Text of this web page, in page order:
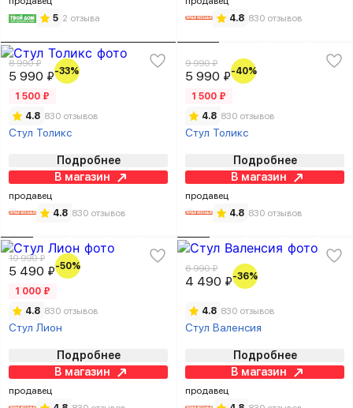
5 2 отзыва
4.8 830 отзывов
8 990 ₽
5 990 ₽-33%
1 500 ₽
4.8 830 отзывов
Стул Толикс
Подробнее
В магазин
продавец
4.8 830 отзывов
9 990 ₽
5 990 ₽-40%
1 500 ₽
4.8 830 отзывов
Стул Толикс
Подробнее
В магазин
продавец
4.8 830 отзывов
10 990 ₽
5 490 ₽-50%
1 000 ₽
4.8 830 отзывов
Стул Лион
Подробнее
В магазин
продавец
6 990 ₽
4 490 ₽-36%
4.8 830 отзывов
Стул Валенсия
Подробнее
В магазин
продавец